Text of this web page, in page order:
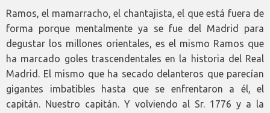
Ramos, el mamarracho, el chantajista, el que está fuera de
forma porque mentalmente ya se fue del Madrid para
degustar los millones orientales, es el mismo Ramos que
ha marcado goles trascendentales en la historia del Real
Madrid. El mismo que ha secado delanteros que parecían
gigantes imbatibles hasta que se enfrentaron a él, el
capitán. Nuestro capitán. Y volviendo al Sr. 1776 y a la